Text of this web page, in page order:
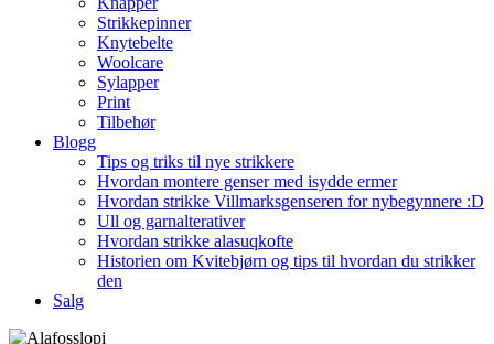
Strikkepinner
Knytebelte
Woolcare
Sylapper
Print
Tilbehør
Blogg
Tips og triks til nye strikkere
Hvordan montere genser med isydde ermer
Hvordan strikke Villmarksgenseren for nybegynnere :D
Ull og garnalterativer
Hvordan strikke alasuqkofte
Historien om Kvitebjørn og tips til hvordan du strikker
den
Salg